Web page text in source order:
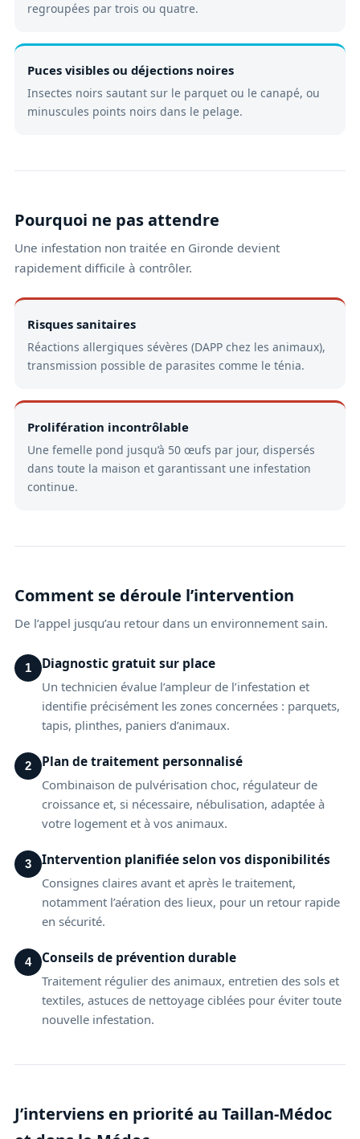
regroupées par trois ou quatre.
Puces visibles ou déjections noires
Insectes noirs sautant sur le parquet ou le canapé, ou
minuscules points noirs dans le pelage.
Pourquoi ne pas attendre
Une infestation non traitée en Gironde devient
rapidement difficile à contrôler.
Risques sanitaires
Réactions allergiques sévères (DAPP chez les animaux),
transmission possible de parasites comme le ténia.
Prolifération incontrôlable
Une femelle pond jusqu’à 50 œufs par jour, dispersés
dans toute la maison et garantissant une infestation
continue.
Comment se déroule l’intervention
De l’appel jusqu’au retour dans un environnement sain.
1 Diagnostic gratuit sur place
Un technicien évalue l’ampleur de l’infestation et
identifie précisément les zones concernées : parquets,
tapis, plinthes, paniers d’animaux.
2 Plan de traitement personnalisé
Combinaison de pulvérisation choc, régulateur de
croissance et, si nécessaire, nébulisation, adaptée à
votre logement et à vos animaux.
3 Intervention planifiée selon vos disponibilités
Consignes claires avant et après le traitement,
notamment l’aération des lieux, pour un retour rapide
en sécurité.
4 Conseils de prévention durable
Traitement régulier des animaux, entretien des sols et
textiles, astuces de nettoyage ciblées pour éviter toute
nouvelle infestation.
J’interviens en priorité au Taillan-Médoc